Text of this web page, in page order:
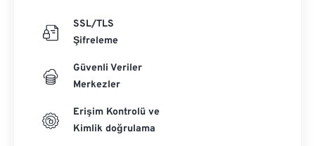
SSL/TLS
Şifreleme
Güvenli Veriler
Merkezler
Erişim Kontrolü ve
Kimlik doğrulama